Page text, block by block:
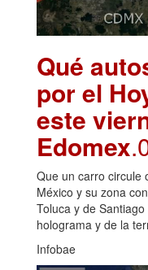
Qué
por el
este
Edomex
Que un carro circule
México y su zona
Toluca y de
holograma y de la
Infobae